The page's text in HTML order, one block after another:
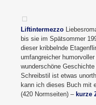
Liftintermezzo
bis sie im Spätsommer
dieser kribbelnde
umfangreicher
wunderschöne
Schreibstil ist etwas
kann ich dieses Buch mit
(420 Normseiten) – kurze